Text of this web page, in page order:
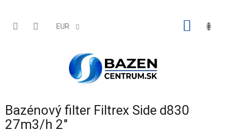
obsah
EUR
Bazénový filter Filtrex Side d830
27m3/h 2"